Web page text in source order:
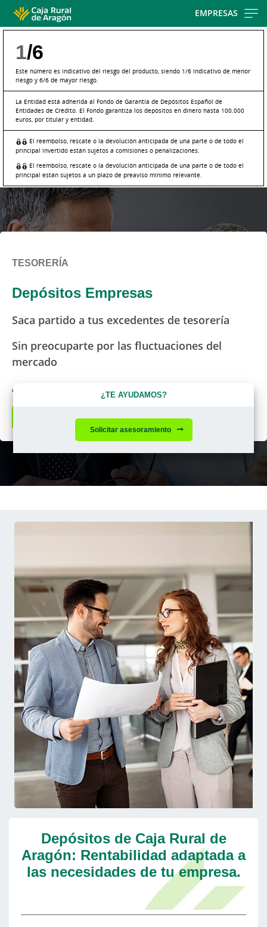
EMPRESAS
1/6
Este número es indicativo del riesgo del producto, siendo 1/6 indicativo de menor
riesgo y 6/6 de mayor riesgo.
La Entidad está adherida al Fondo de Garantía de Depósitos Español de
Entidades de Crédito. El Fondo garantiza los depósitos en dinero hasta 100.000
euros, por titular y entidad.
El reembolso, rescate o la devolución anticipada de una parte o de todo el
principal invertido están sujetos a comisiones o penalizaciones.
El reembolso, rescate o la devolución anticipada de una parte o de todo el
principal están sujetos a un plazo de preaviso mínimo relevante.
TESORERÍA
Depósitos Empresas
Saca partido a tus excedentes de tesorería
Sin preocuparte por las fluctuaciones del
mercado
Accede a una atractiva rentabilidad
Solicitar asesoramiento
¿TE AYUDAMOS?
Solicitar asesoramiento
Depósitos de Caja Rural de
Aragón: Rentabilidad adaptada a
las necesidades de tu empresa.